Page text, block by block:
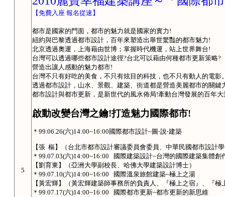
5
【免費入座 報名從速】
都市是國家的門面，都市的魅力就是國家的實力 !
紐約與巴黎透過都市設計，百年來塑造出舉世驚豔的都市魅力 !
北京透過奧運，上海藉由世博；掌握時代機運，站上世界舞台!
台灣可以透過哪些都市設計途徑?台北可以藉由何種都市更新策略?
營造出讓人感動的魅力都市!
台灣不只有好吃的美食，不只有炫目的科技，也不只有動人的電影
透過都市設計，山水、景觀、建築、街道都是營造美麗都市的關鍵
都市設計與都市更新，是新世代的風水佈局!牽動台灣發展的百年大
啟動改變台灣之鑰!打造魅力國際都市!
＊ 99.06.26(六)14:00~16:00 國際都市設計~圖 ‧說‧建築
【張 樞】（台北市都市設計審議委員會委員、中華民國都市設計
＊ 99.07.03(六)14:00~16:00 國際建築設計~台灣的國際建築集體創
【劉育東】（亞洲大學副校長、哈佛大學建築設計博士）
＊ 99.07.10(六)14:00~16:00 國際溫泉旅館建築~極上之湯
【黃宏輝】（黃宏輝建築師事務所的負責人、『極上之宿』、『極
＊ 99.07.17(六)14:00~16:00 國際都市更新~都市更新的新思維